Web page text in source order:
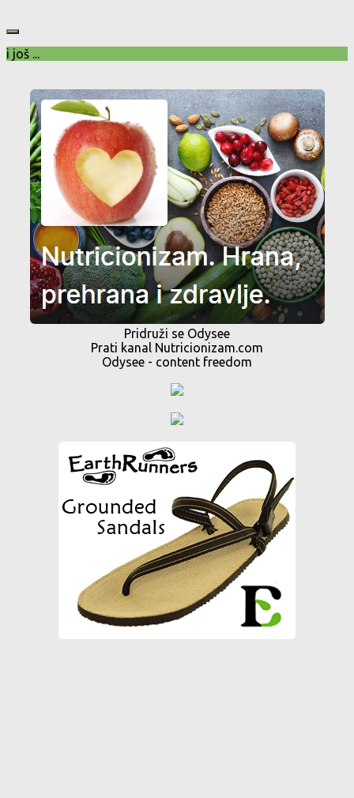
i još ...
Pridruži se Odysee
Prati kanal Nutricionizam.com
Odysee - content freedom